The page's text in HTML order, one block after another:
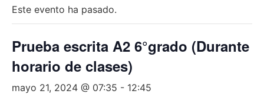
Este evento ha pasado.
Prueba escrita A2 6°grado (Durante
horario de clases)
mayo 21, 2024 @ 07:35 - 12:45